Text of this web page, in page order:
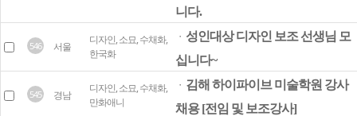
니다.
546 서울
디자인, 소묘, 수채화,
한국화
ㆍ 성인대상 디자인 보조 선생님 모
십니다~
545 경남
디자인, 소묘, 수채화,
만화애니
ㆍ 김해 하이파이브 미술학원 강사
채용 [전임 및 보조강사]